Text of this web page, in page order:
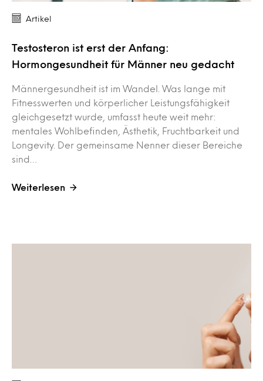
Artikel
Testosteron ist erst der Anfang:
Hormongesundheit für Männer neu gedacht
Männergesundheit ist im Wandel. Was lange mit
Fitnesswerten und körperlicher Leistungsfähigkeit
gleichgesetzt wurde, umfasst heute weit mehr:
mentales Wohlbefinden, Ästhetik, Fruchtbarkeit und
Longevity. Der gemeinsame Nenner dieser Bereiche
sind…
Weiterlesen